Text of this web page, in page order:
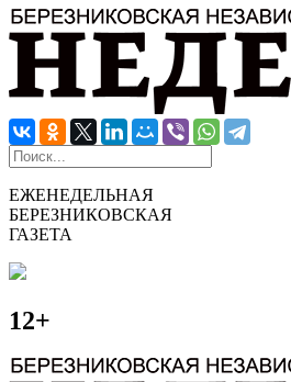
ЕЖЕНЕДЕЛЬНАЯ
БЕРЕЗНИКОВСКАЯ
ГАЗЕТА
12+